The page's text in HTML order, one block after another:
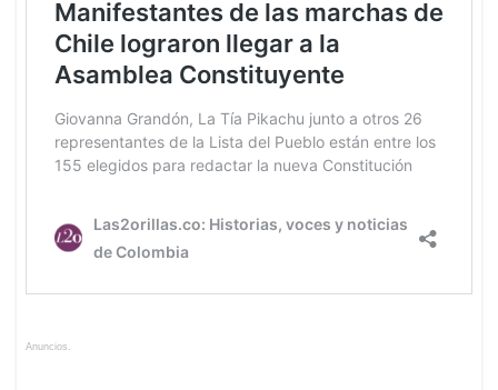
Anuncios.